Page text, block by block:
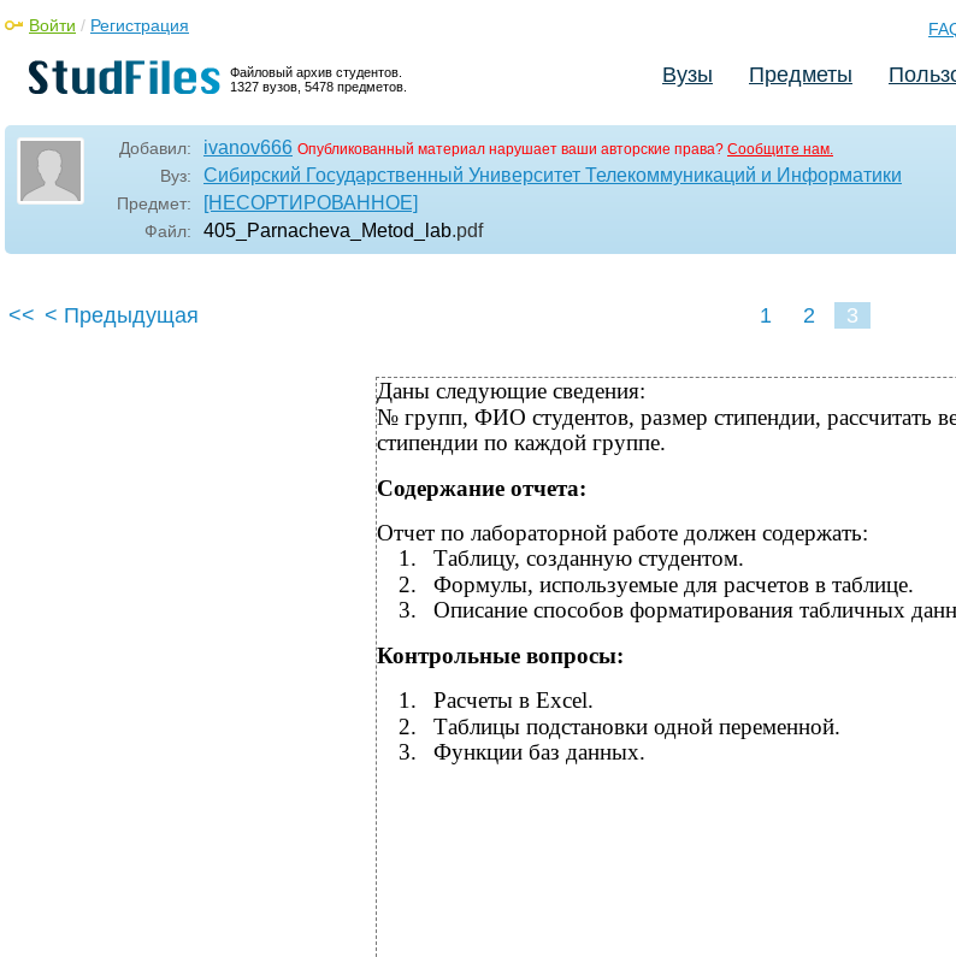
Файловый архив студентов.
1327 вузов, 5478 предметов.
Войти / Регистрация
Вузы Предметы
Добавил: ivanov666 Опубликованный материал нарушает ваши авторские права? Сообщите нам.
Вуз: Сибирский Государственный Университет Телекоммуникаций и Информатики
Предмет: [НЕСОРТИРОВАННОЕ]
Файл: 405_Parnacheva_Metod_lab.pdf
<< < Предыдущая 1 2 3
Даны следующие сведения:
№ групп, ФИО студентов, размер стипендии, рассчитать
стипендии по каждой группе.
Содержание отчета:
Отчет по лабораторной работе должен содержать:
1.
Таблицу, созданную студентом.
2.
Формулы, используемые для расчетов в таблице.
3.
Описание способов форматирования табличных
Контрольные вопросы:
1.
Расчеты в Excel.
2.
Таблицы подстановки одной переменной.
3.
Функции баз данных.